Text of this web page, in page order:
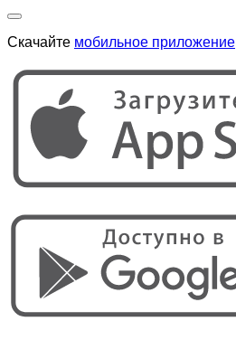
Скачайте мобильное приложение